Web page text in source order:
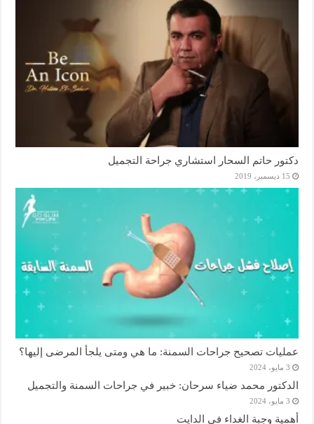
دكتور حاتم السحار استشاري جراحة التجميل
15 ديسمبر، 2019
عمليات تصحيح جراحات السمنة: ما هي ومتى يلجأ المرضى إليها؟
3 مايو، 2024
الدكتور محمد ضياء سرحان: خبير في جراحات السمنة والتجميل
3 مايو، 2024
أهمية وجبة الغداء في الدايت